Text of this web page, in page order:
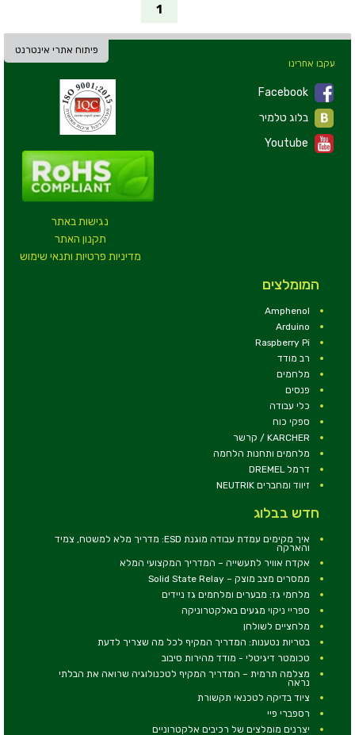
1
פיתוח אתרי אינטרנט
נגישות באתר
תקנון האתר
מדיניות פרטיות ותנאי שימוש
עקבו אחרינו
Facebook
Youtube
המומלצים
Amphenol
Arduino
Raspberry Pi
רב מודד
מלחמים
פנסים
כלי עבודה
ספקי כוח
KARCHER / קרשר
מלחמים ותחנות הלחמה
דרמל DREMEL
זיווד ומחברים NEUTRIK
חדש בבלוג
איך מקימים עמדת עבודה מוגנת ESD: מדריך מלא למשטח, צמיד
והארקה
אקדח אוויר לתעשייה – המדריך המקצועי המלא
ממסרים מצב מוצק – Solid State Relay
מלחמי גז: מבערים ומלחמים גז ניידים
ספריי ניקוי מגעים באלקטרוניקה
מלחציים לשולחן
בטריות נטענות: המדריך המקיף לכל מה שצריך לדעת
טכומטר דיגיטלי - מודד מהירות סיבוב
מצלמה תרמית – המדריך המקיף לטכנולוגיה שרואה את הבלתי
נראה
ציוד בדיקה לטכנאי תקשורת
רספברי פיי
יצרנים מומלצים של רכיבים אלקטרוניים